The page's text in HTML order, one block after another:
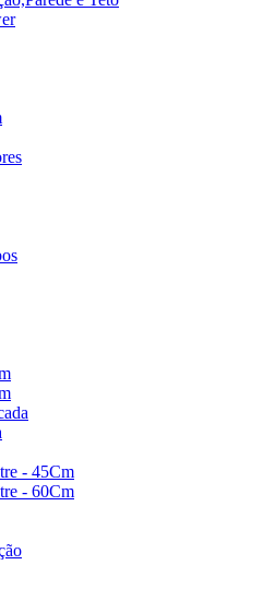
- 45Cm
- 60Cm